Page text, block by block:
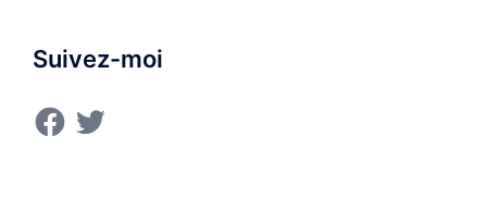
Suivez-moi
Facebook
Twitter